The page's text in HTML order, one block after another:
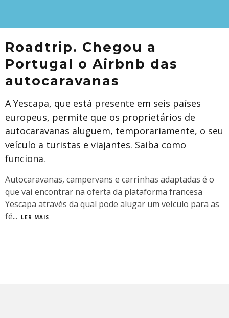
Roadtrip. Chegou a
Portugal o Airbnb das
autocaravanas
A Yescapa, que está presente em seis países
europeus, permite que os proprietários de
autocaravanas aluguem, temporariamente, o seu
veículo a turistas e viajantes. Saiba como
funciona.
Autocaravanas, campervans e carrinhas adaptadas é o
que vai encontrar na oferta da plataforma francesa
Yescapa através da qual pode alugar um veículo para as
fé... LER MAIS